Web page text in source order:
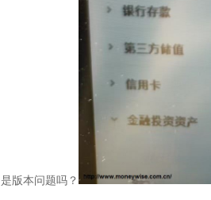
是版本问题吗？